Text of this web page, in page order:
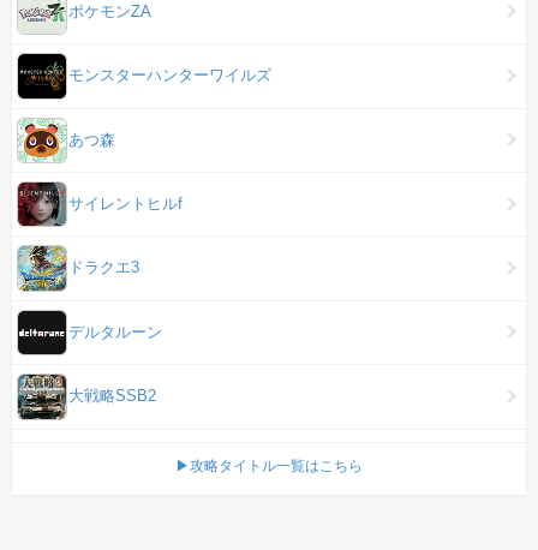
ポケモンZA
モンスターハンターワイルズ
あつ森
サイレントヒルf
ドラクエ3
デルタルーン
大戦略SSB2
▶攻略タイトル一覧はこちら